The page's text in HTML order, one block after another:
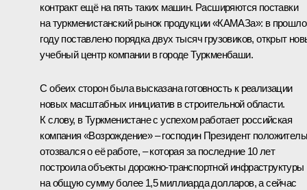
контракт ещё на пять таких машин. Расширяются поставки
на туркменистанский рынок продукции «КАМАЗа»: в
году поставлено порядка двух тысяч грузовиков, открыт
учебный центр компании в городе Туркменбаши.
С обеих сторон была высказана готовность к реализации
новых масштабных инициатив в строительной области.
К слову, в Туркменистане с успехом работает российская
компания «Возрождение» – господин Президент
отозвался о её работе, – которая за последние 10 лет
построила объекты дорожно-транспортной инфраструктуры
на общую сумму более 1,5 миллиарда долларов, а сейчас